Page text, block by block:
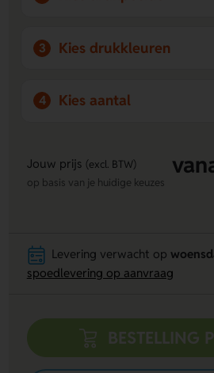
3 Kies drukkleuren
4 Kies aantal
Jouw prijs (excl. BTW)
op basis van je huidige keuzes
Levering verwacht op
spoedlevering op aanvraag
BESTELLING